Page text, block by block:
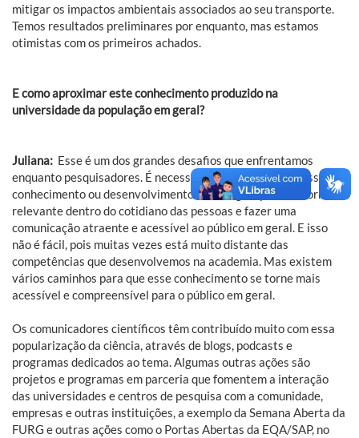
mitigar os impactos ambientais associados ao seu transporte.
Temos resultados preliminares por enquanto, mas estamos
otimistas com os primeiros achados.
E como aproximar este conhecimento produzido na
universidade da população em geral?
Juliana: Esse é um dos grandes desafios que enfrentamos
enquanto pesquisadores. É necessário pensar em como esse
conhecimento ou desenvolvimento tecnológico pode se tornar
relevante dentro do cotidiano das pessoas e fazer uma
comunicação atraente e acessível ao público em geral. E isso
não é fácil, pois muitas vezes está muito distante das
competências que desenvolvemos na academia. Mas existem
vários caminhos para que esse conhecimento se torne mais
acessível e compreensível para o público em geral.
Os comunicadores científicos têm contribuído muito com essa
popularização da ciência, através de blogs, podcasts e
programas dedicados ao tema. Algumas outras ações são
projetos e programas em parceria que fomentem a interação
das universidades e centros de pesquisa com a comunidade,
empresas e outras instituições, a exemplo da Semana Aberta da
FURG e outras ações como o Portas Abertas da EQA/SAP, no